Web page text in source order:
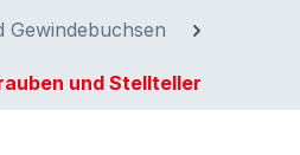
Gewindebuchsen
und Stellteller